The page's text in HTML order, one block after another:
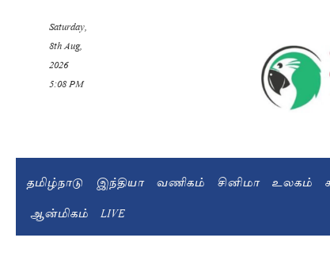
Saturday,
8th Aug,
2026
5:08 PM
தமிழ்நாடு இந்தியா வணிகம் சினிமா உலகம்
ஆன்மிகம்
LIVE